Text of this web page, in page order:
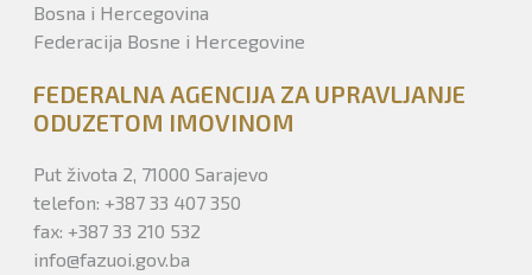
Bosna i Hercegovina
Federacija Bosne i Hercegovine
FEDERALNA AGENCIJA ZA UPRAVLJANJE
ODUZETOM IMOVINOM
Put života 2, 71000 Sarajevo
telefon: +387 33 407 350
fax: +387 33 210 532
info@fazuoi.gov.ba